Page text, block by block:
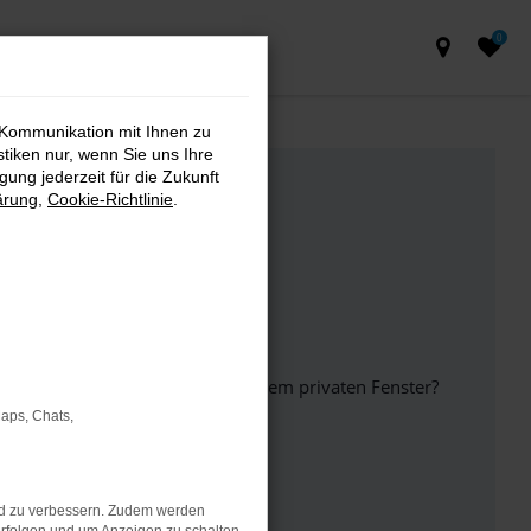
0
anderen Browser oder in einem privaten Fenster?
unterstützt werden.
mit Ihnen zu
nur, wenn Sie uns Ihre
jederzeit für die Zukunft
Cookie-Richtlinie
Chats,
zu verbessern. Zudem werden